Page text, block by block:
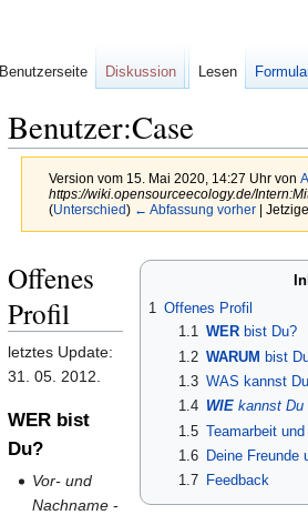
Benutzer:Case
Version vom 15. Mai 2020, 14:27 Uhr von
https://wiki.opensourceecology.de/
(Unterschied) ← Abfassung vorher|
Navigation
springen
Suche
springen
1 Offenes Profil
1.1 WER bist Du?
1.2 WARUM bist
1.3 WAS kannst
1.4 WIE kannst Du
1.5 Teamarbeit
1.6 Deine Freunde
1.7 Feedback
Offenes
Profil
letztes Update:
31. 05. 2012.
WER bist
Du?
Vor- und
Nachname -
Benutzerseite Diskussion Lesen